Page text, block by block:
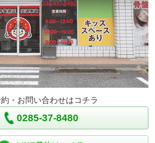
約・お問い合わせはコチラ
0285-37-8480